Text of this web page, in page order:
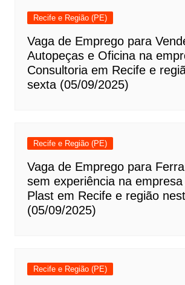
Recife e Região (PE)
Vaga de Emprego para
Autopeças e Oficina na
Consultoria em Recife e
sexta (05/09/2025)
Recife e Região (PE)
Vaga de Emprego para
sem experiência na empresa
Plast em Recife e região
(05/09/2025)
Recife e Região (PE)